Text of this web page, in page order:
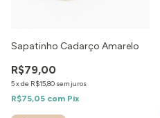
Sapatinho Cadarço Amarelo
R$79,00
5xde R$15,80 sem juros
R$75,05 com Pix